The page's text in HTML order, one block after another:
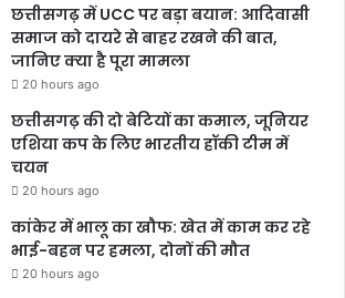
होता है।
छत्तीसगढ़ में UCC पर बड़ा बयान: आदिवासी
समाज को दायरे से बाहर रखने की बात,
जानिए क्या है पूरा मामला
20 hours ago
छत्तीसगढ़ की दो बेटियों का कमाल, जूनियर
एशिया कप के लिए भारतीय हॉकी टीम में
चयन
20 hours ago
कांकेर में भालू का खौफ: खेत में काम कर रहे
भाई-बहन पर हमला, दोनों की मौत
20 hours ago